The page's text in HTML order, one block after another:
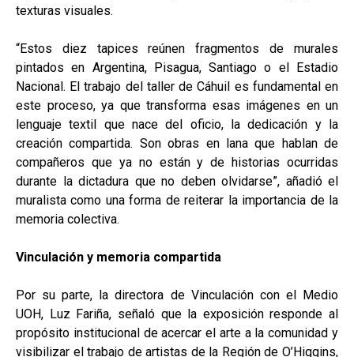
texturas visuales.
“Estos diez tapices reúnen fragmentos de murales
pintados en Argentina, Pisagua, Santiago o el Estadio
Nacional. El trabajo del taller de Cáhuil es fundamental en
este proceso, ya que transforma esas imágenes en un
lenguaje textil que nace del oficio, la dedicación y la
creación compartida. Son obras en lana que hablan de
compañeros que ya no están y de historias ocurridas
durante la dictadura que no deben olvidarse”, añadió el
muralista como una forma de reiterar la importancia de la
memoria colectiva.
Vinculación y memoria compartida
Por su parte, la directora de Vinculación con el Medio
UOH, Luz Fariña, señaló que la exposición responde al
propósito institucional de acercar el arte a la comunidad y
visibilizar el trabajo de artistas de la Región de O’Higgins,